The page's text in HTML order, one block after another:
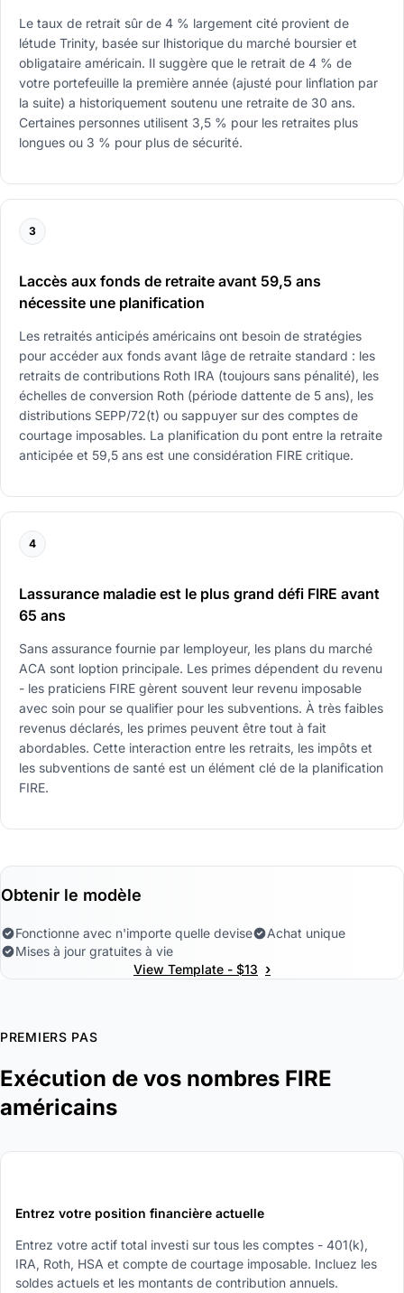
Le taux de retrait sûr de 4 % largement cité provient de
létude Trinity, basée sur lhistorique du marché boursier et
obligataire américain. Il suggère que le retrait de 4 % de
votre portefeuille la première année (ajusté pour linflation par
la suite) a historiquement soutenu une retraite de 30 ans.
Certaines personnes utilisent 3,5 % pour les retraites plus
longues ou 3 % pour plus de sécurité.
3
Laccès aux fonds de retraite avant 59,5 ans
nécessite une planification
Les retraités anticipés américains ont besoin de stratégies
pour accéder aux fonds avant lâge de retraite standard : les
retraits de contributions Roth IRA (toujours sans pénalité), les
échelles de conversion Roth (période dattente de 5 ans), les
distributions SEPP/72(t) ou sappuyer sur des comptes de
courtage imposables. La planification du pont entre la retraite
anticipée et 59,5 ans est une considération FIRE critique.
4
Lassurance maladie est le plus grand défi FIRE avant
65 ans
Sans assurance fournie par lemployeur, les plans du marché
ACA sont loption principale. Les primes dépendent du revenu
- les praticiens FIRE gèrent souvent leur revenu imposable
avec soin pour se qualifier pour les subventions. À très faibles
revenus déclarés, les primes peuvent être tout à fait
abordables. Cette interaction entre les retraits, les impôts et
les subventions de santé est un élément clé de la planification
FIRE.
Obtenir le modèle
Fonctionne avec n'importe quelle devise
Achat unique
Mises à jour gratuites à vie
View Template - $13 ›
PREMIERS PAS
Exécution de vos nombres FIRE
américains
Entrez votre position financière actuelle
Entrez votre actif total investi sur tous les comptes - 401(k),
IRA, Roth, HSA et compte de courtage imposable. Incluez les
soldes actuels et les montants de contribution annuels.